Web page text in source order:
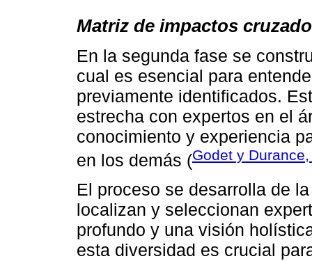
Matriz de impactos
En la segunda fase se
cual es esencial para
previamente identificados.
estrecha con expertos en el
conocimiento y experiencia
en los demás (Godet y
El proceso se desarrolla de
localizan y seleccionan
profundo y una visión
esta diversidad es crucial